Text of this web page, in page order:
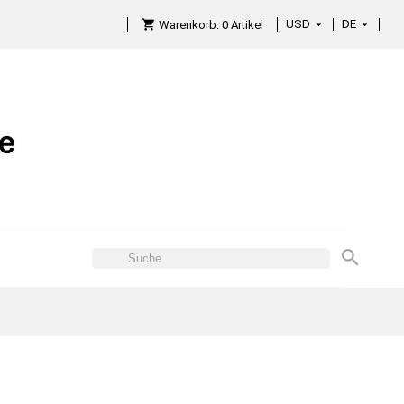
 Warenkorb: 0 Artikel USD DE
